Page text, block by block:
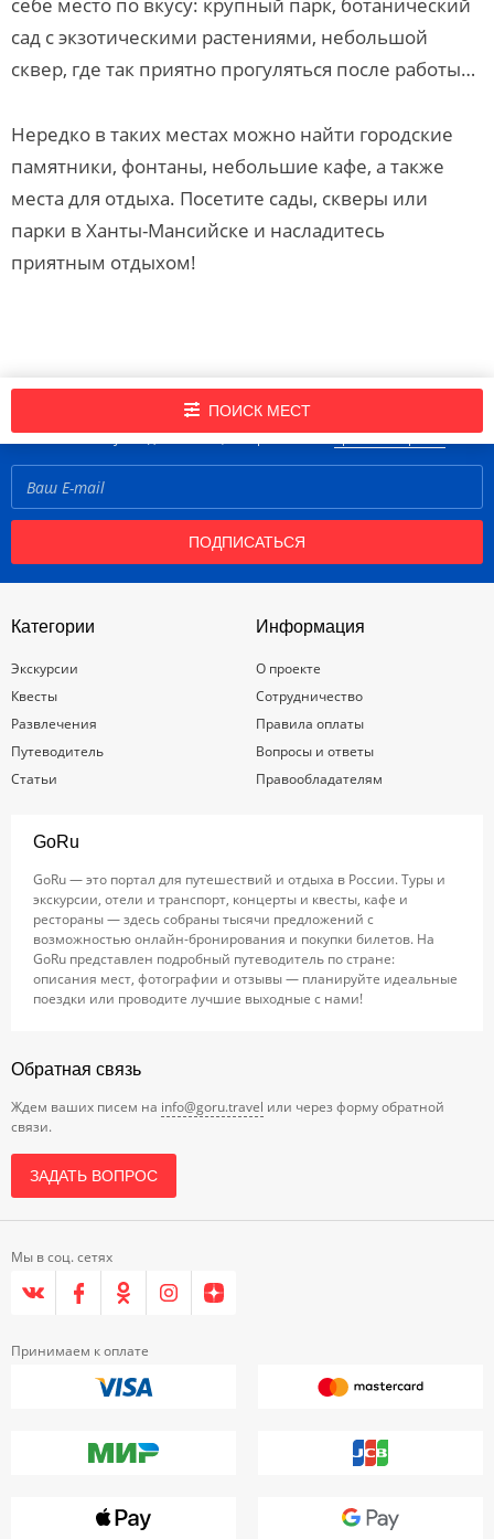
сад с экзотическими растениями, небольшой
сквер, где так приятно прогуляться после работы…
Нередко в таких местах можно найти городские
памятники, фонтаны, небольшие кафе, а также
места для отдыха. Посетите сады, скверы или
парки в Ханты-Мансийске и насладитесь
приятным отдыхом!
ПОИСК МЕСТ
Подпишись на нашу рассылку новостей!
Нажимая кнопку «Подписаться», вы принимаетеправила портала
ПОДПИСАТЬСЯ
Категории
Экскурсии
Квесты
Развлечения
Путеводитель
Статьи
Информация
О проекте
Сотрудничество
Правила оплаты
Вопросы и ответы
Правообладателям
GoRu
GoRu — это портал для путешествий и отдыха в России. Туры и
экскурсии, отели и транспорт, концерты и квесты, кафе и
рестораны — здесь собраны тысячи предложений с
возможностью онлайн-бронирования и покупки билетов. На
GoRu представлен подробный путеводитель по стране:
описания мест, фотографии и отзывы — планируйте идеальные
поездки или проводите лучшие выходные с нами!
Обратная связь
Ждем ваших писем на info@goru.travel или через форму обратной
связи.
ЗАДАТЬ ВОПРОС
Мы в соц. сетях
Принимаем к оплате